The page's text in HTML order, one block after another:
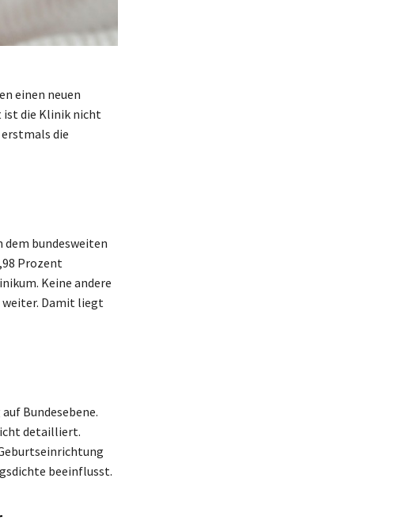
einen neuen
ist die Klinik nicht
die
dem bundesweiten
Prozent
Keine andere
weiter. Damit liegt
Bundesebene.
detailliert.
beeinflusst.